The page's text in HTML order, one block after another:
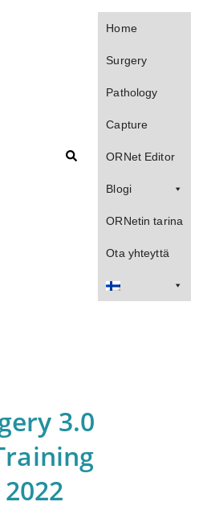
Search
Home
Surgery
Pathology
Capture
ORNet Editor
Blogi
ORNetin tarina
Ota yhteyttä
3.0